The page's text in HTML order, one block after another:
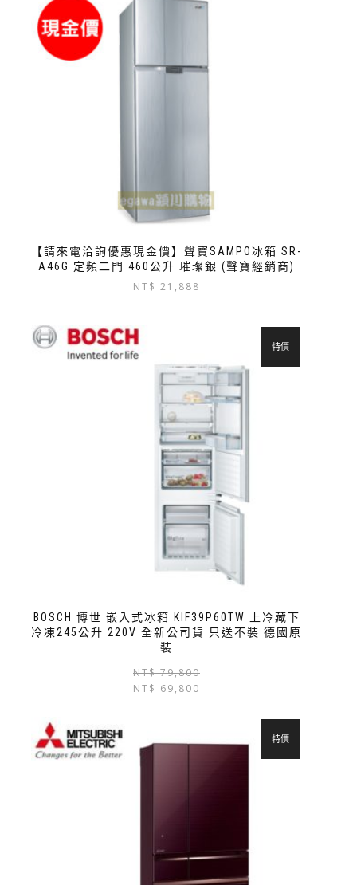
【請來電洽詢優惠現金價】聲寶SAMPO冰箱 SR-
A46G 定頻二門 460公升 璀璨銀 (聲寶經銷商)
NT$ 21,888
BOSCH 博世 嵌入式冰箱 KIF39P60TW 上冷藏下
冷凍245公升 220V 全新公司貨 只送不裝 德國原
裝
特價
NT$79,800
NT$ 69,800
特價